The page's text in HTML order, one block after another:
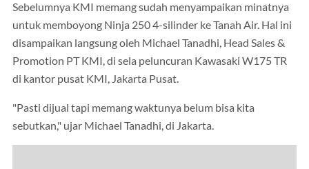
Sebelumnya KMI memang sudah menyampaikan minatnya
untuk memboyong Ninja 250 4-silinder ke Tanah Air. Hal ini
disampaikan langsung oleh Michael Tanadhi, Head Sales &
Promotion PT KMI, di sela peluncuran Kawasaki W175 TR
di kantor pusat KMI, Jakarta Pusat.
"Pasti dijual tapi memang waktunya belum bisa kita
sebutkan," ujar Michael Tanadhi, di Jakarta.